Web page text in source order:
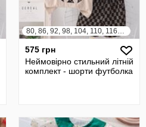
80, 86, 92, 98, 104, 110, 116, 122
575 грн
Неймовірно стильний літній
комплект - шорти футболка